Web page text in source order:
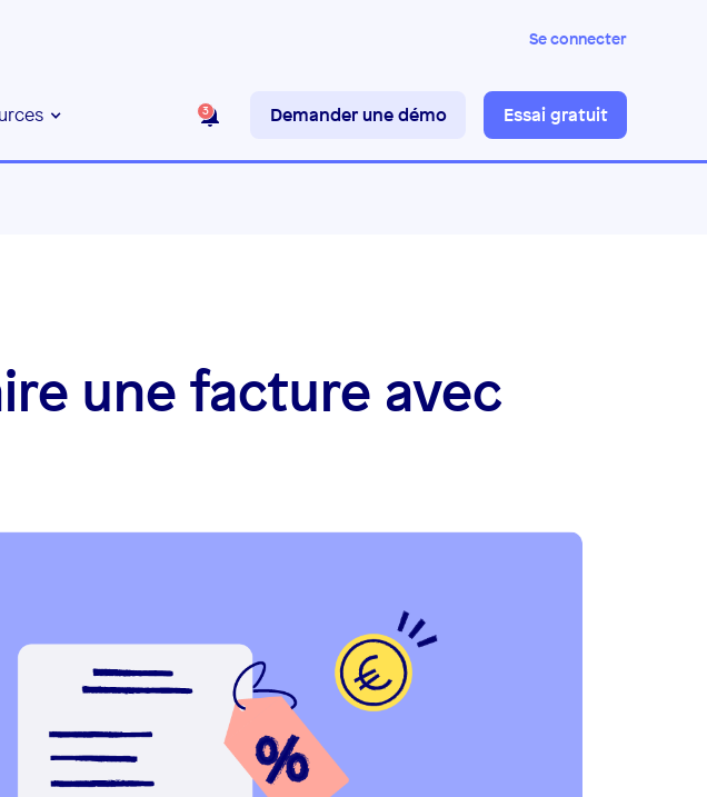
Se connecter
3 Demander une démo Essai gratuit
une facture avec